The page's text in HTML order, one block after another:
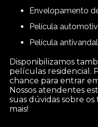
envelopamento
película
película
Disponibilizamos
películas residencial.
chance para entrar
Nossos atendentes
suas dúvidas sobre
mais!